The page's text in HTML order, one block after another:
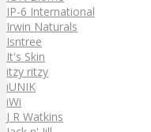
IP-6 International
Irwin Naturals
Isntree
It's Skin
itzy ritzy
iUNIK
iWi
J R Watkins